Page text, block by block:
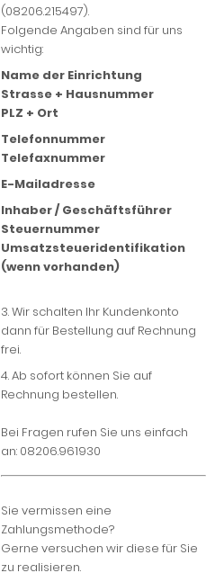
(08206.215497).
Folgende Angaben sind für uns
wichtig:
Name der Einrichtung
Strasse + Hausnummer
PLZ + Ort
Telefonnummer
Telefaxnummer
E-Mailadresse
Inhaber / Geschäftsführer
Steuernummer
Umsatzsteueridentifikation
(wenn vorhanden)
3. Wir schalten Ihr Kundenkonto
dann für Bestellung auf Rechnung
frei.
4. Ab sofort können Sie auf
Rechnung bestellen.
Bei Fragen rufen Sie uns einfach
an: 08206.961930
Sie vermissen eine
Zahlungsmethode?
Gerne versuchen wir diese für Sie
zu realisieren.